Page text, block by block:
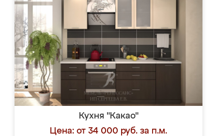
Кухня "Какао"
Цена: от 34 000 руб. за п.м.